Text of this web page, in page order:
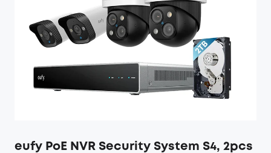
eufy PoE NVR Security System S4, 2pcs